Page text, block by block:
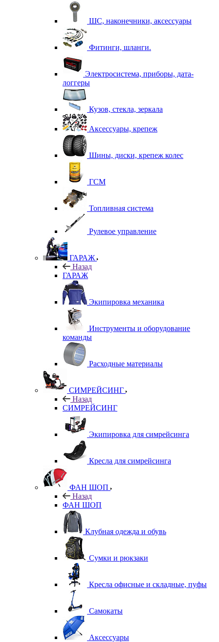
ШС, наконечники, аксессуары
Фитинги, шланги.
Электросистема, приборы, дата-
логгеры
Кузов, стекла, зеркала
Аксессуары, крепеж
Шины, диски, крепеж колес
ГСМ
Топливная система
Рулевое управление
ГАРАЖ
Назад
ГАРАЖ
Экипировка механика
Инструменты и оборудование
команды
Расходные материалы
СИМРЕЙСИНГ
Назад
СИМРЕЙСИНГ
Экипировка для симрейсинга
Кресла для симрейсинга
ФАН ШОП
Назад
ФАН ШОП
Клубная одежда и обувь
Сумки и рюкзаки
Кресла офисные и складные, пуфы
Самокаты
Аксессуары